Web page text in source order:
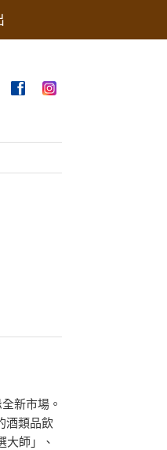
新市場。
酒類品飲
大師」、